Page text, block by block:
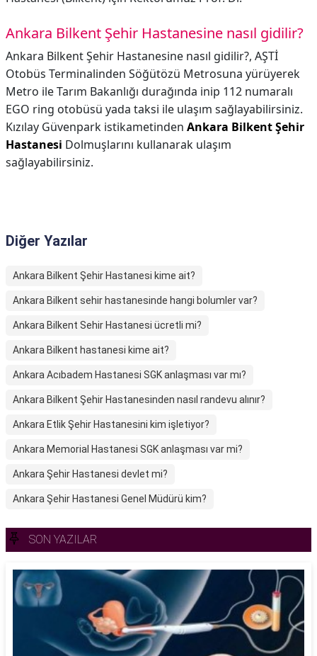
Ankara Bilkent Şehir Hastanesine nasıl gidilir?
Ankara Bilkent Şehir Hastanesine nasıl gidilir?, AŞTİ
Otobüs Terminalinden Söğütözü Metrosuna yürüyerek
Metro ile Tarım Bakanlığı durağında inip 112 numaralı
EGO ring otobüsü yada taksi ile ulaşım sağlayabilirsiniz.
Kızılay Güvenpark istikametinden Ankara Bilkent Şehir
Hastanesi Dolmuşlarını kullanarak ulaşım
sağlayabilirsiniz.
Diğer Yazılar
Ankara Bilkent Şehir Hastanesi kime ait?
Ankara Bilkent sehir hastanesinde hangi bolumler var?
Ankara Bilkent Sehir Hastanesi ücretli mi?
Ankara Bilkent hastanesi kime ait?
Ankara Acıbadem Hastanesi SGK anlaşması var mı?
Ankara Bilkent Şehir Hastanesinden nasıl randevu alınır?
Ankara Etlik Şehir Hastanesini kim işletiyor?
Ankara Memorial Hastanesi SGK anlaşması var mi?
Ankara Şehir Hastanesi devlet mi?
Ankara Şehir Hastanesi Genel Müdürü kim?
SON YAZILAR